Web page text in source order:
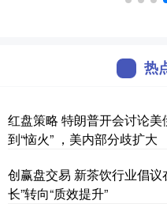
热
红盘策略 特朗普开会讨论
到“恼火” ，美内部分歧扩大
创赢盘交易 新茶饮行业倡
长”转向“质效提升”